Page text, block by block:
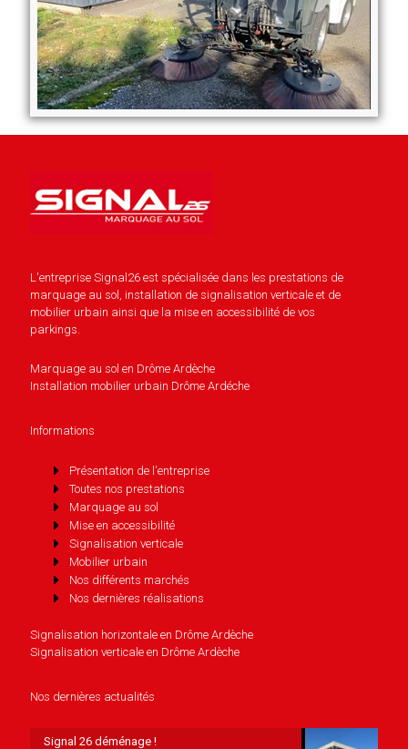
L'entreprise Signal26 est spécialisée dans les prestations de
marquage au sol, installation de signalisation verticale et de
mobilier urbain ainsi que la mise en accessibilité de vos
parkings.
Marquage au sol en Drôme Ardèche
Installation mobilier urbain Drôme Ardéche
Informations
Présentation de l'entreprise
Toutes nos prestations
Marquage au sol
Mise en accessibilité
Signalisation verticale
Mobilier urbain
Nos différents marchés
Nos dernières réalisations
Signalisation horizontale en Drôme Ardèche
Signalisation verticale en Drôme Ardèche
Nos dernières actualités
Signal 26 déménage !